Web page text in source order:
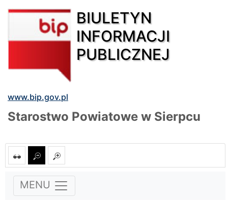
BIULETYN
INFORMACJI
PUBLICZNEJ
www.bip.gov.pl
Starostwo Powiatowe w Sierpcu
MENU